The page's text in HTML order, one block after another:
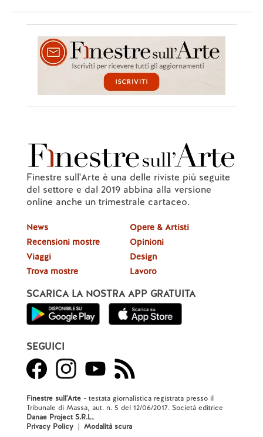
Finestre sull'Arte è una delle riviste più seguite
del settore e dal 2019 abbina alla versione
online anche un trimestrale cartaceo.
News
Recensioni mostre
Viaggi
Trova mostre
Opere & Artisti
Opinioni
Design
Lavoro
SCARICA LA NOSTRA APP GRATUITA
SEGUICI
Finestre sull'Arte- testata giornalistica registrata presso il
Tribunale di Massa, aut. n. 5 del 12/06/2017. Società editrice
Danae Project S.R.L..
Privacy Policy| Modalità scura